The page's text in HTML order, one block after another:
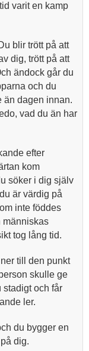
varit en kamp
blir trött på att
dig, trött på att
ändock går du
och du
än dagen innan.
vad du än har
efter
kom
söker i dig själv
är värdig på
inte föddes
människas
tog lång tid.
till den punkt
skulle ge
stadigt och får
ler.
du bygger en
dig.